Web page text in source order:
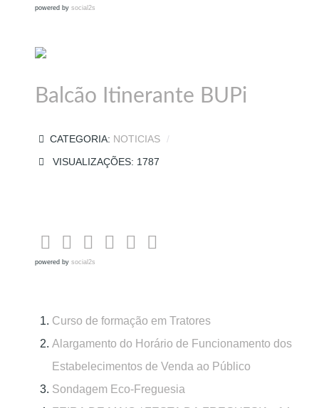
powered by social2s
Balcão Itinerante BUPi
CATEGORIA: NOTICIAS
VISUALIZAÇÕES: 1787
powered by social2s
Curso de formação em Tratores
Alargamento do Horário de Funcionamento dos
Estabelecimentos de Venda ao Público
Sondagem Eco-Freguesia